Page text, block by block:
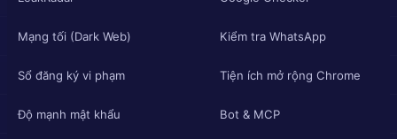
Mạng tối (Dark Web)
Sổ đăng ký vi phạm
Độ mạnh mật khẩu
Kiểm tra WhatsApp
Tiện ích mở rộng Chrome
Bot & MCP